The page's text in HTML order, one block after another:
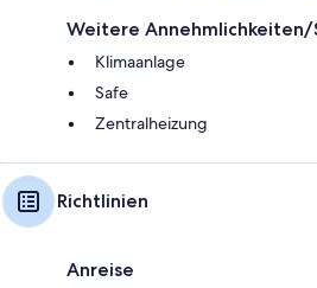
Weitere Annehmlichkeiten/
Klimaanlage
Safe
Zentralheizung
Richtlinien
Anreise